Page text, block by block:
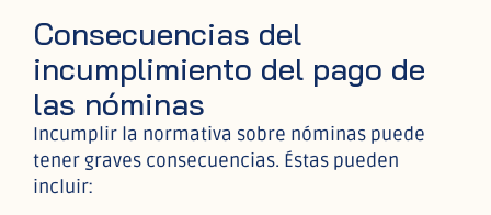
Consecuencias del
incumplimiento del pago de
las nóminas
Incumplir la normativa sobre nóminas puede
tener graves consecuencias. Éstas pueden
incluir: